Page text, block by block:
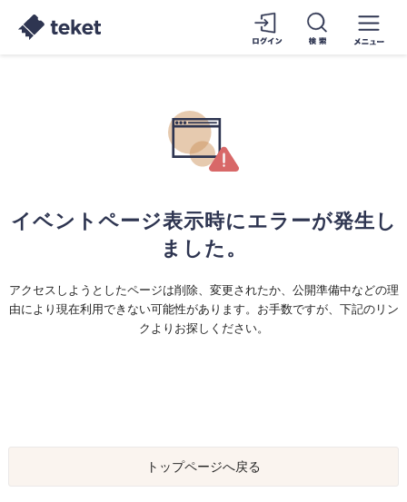
イベントページ表示時にエラーが発生し
ました。
アクセスしようとしたページは削除、変更されたか、公開準備中などの理
由により現在利用できない可能性があります。お手数ですが、下記のリン
クよりお探しください。
トップページへ戻る